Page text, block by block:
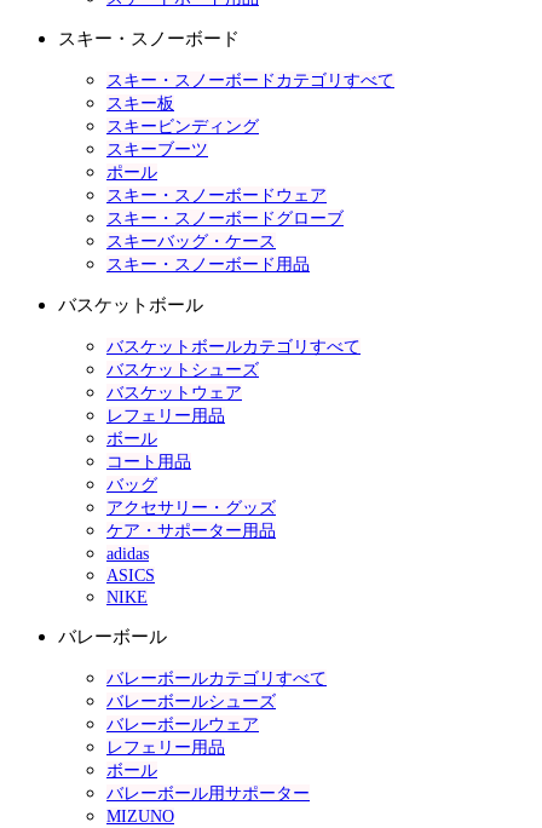
スキー・スノーボード
スキー・スノーボードカテゴリすべて
スキー板
スキービンディング
スキーブーツ
ポール
スキー・スノーボードウェア
スキー・スノーボードグローブ
スキーバッグ・ケース
スキー・スノーボード用品
バスケットボール
バスケットボールカテゴリすべて
バスケットシューズ
バスケットウェア
レフェリー用品
ボール
コート用品
バッグ
アクセサリー・グッズ
ケア・サポーター用品
adidas
ASICS
NIKE
バレーボール
バレーボールカテゴリすべて
バレーボールシューズ
バレーボールウェア
レフェリー用品
ボール
バレーボール用サポーター
MIZUNO